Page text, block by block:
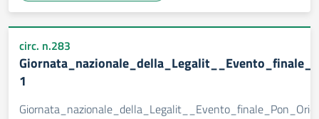
circ. n.283
1